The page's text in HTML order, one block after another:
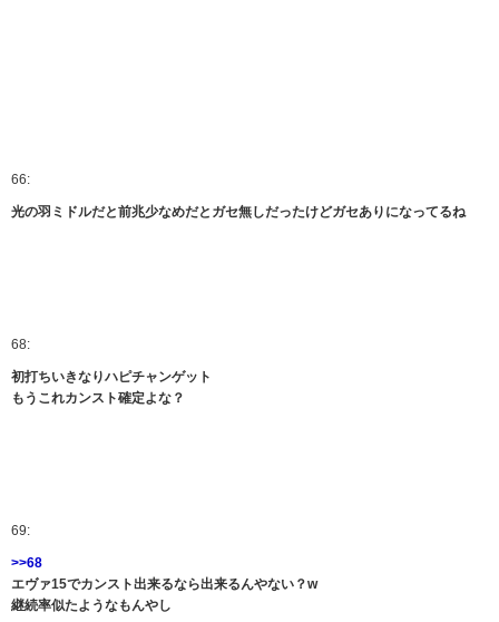
66:
光の羽ミドルだと前兆少なめだとガセ無しだったけどガセありになってるね
68:
初打ちいきなりハピチャンゲット
もうこれカンスト確定よな？
69:
>>68
エヴァ15でカンスト出来るなら出来るんやない？w
継続率似たようなもんやし